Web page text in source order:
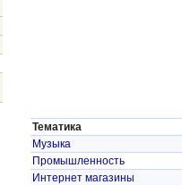
Тематика
Музыка
Промышленность
Интернет магазины